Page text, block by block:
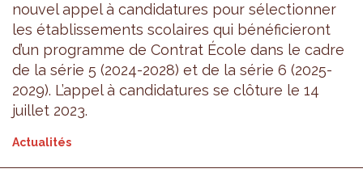
nouvel appel à candidatures pour sélectionner
les établissements scolaires qui bénéficieront
d’un programme de Contrat École dans le cadre
de la série 5 (2024-2028) et de la série 6 (2025-
2029). L’appel à candidatures se clôture le 14
juillet 2023.
Actualités